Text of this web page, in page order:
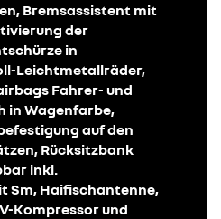
Bremsassistent mit
der
in
Leichtmetallräder,
Fahrer- und
in Wagenfarbe,
auf den
Rücksitzbank
inkl.
Sm, Haifischantenne,
Kompressor und